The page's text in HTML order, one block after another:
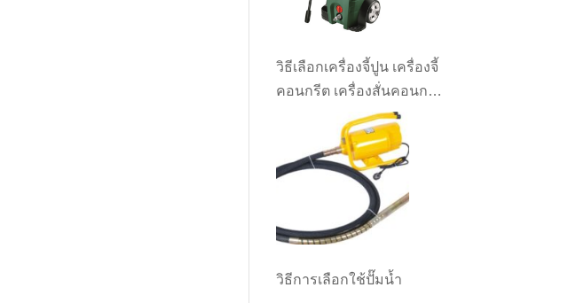
วิธีเลือกเครื่องจี้ปูน เครื่องจี้
คอนกรีต เครื่องสั่นคอนกรีต
ให้เหมาะกับงาน
วิธีการเลือกใช้ปั๊มน้ำ